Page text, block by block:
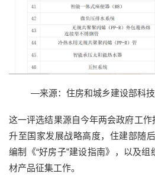
—来源：住房和城乡建设部科
这一评选结果源自今年两会政府工作
升至国家发展战略高度，住建部随
编制《“好房子”建设指南》，以及组
材产品征集工作。